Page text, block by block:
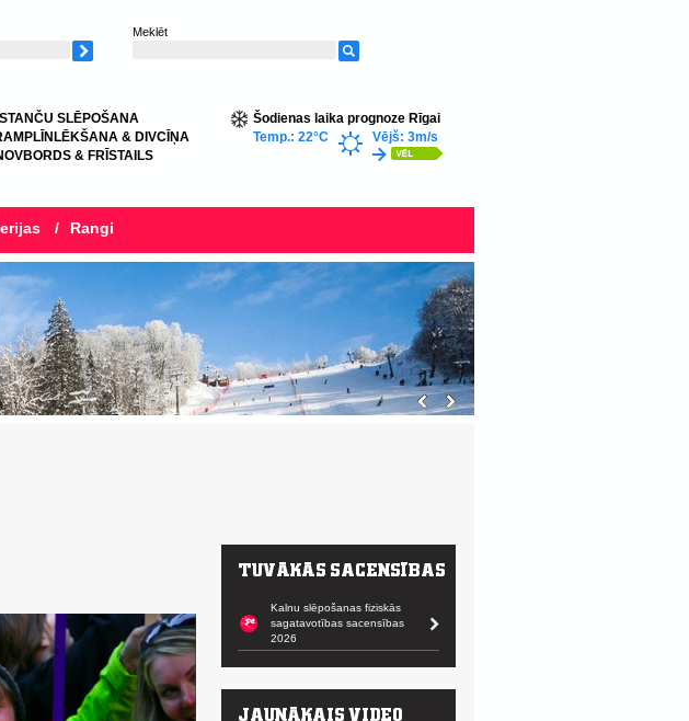
Meklēt
SLĒPOŠANA
& DIVCĪŅA
& FRĪSTAILS
Šodienas laika prognoze Rīgai
Temp.: 22°C
Vējš: 3m/s
/ Rangi
Kalnu slēpošanas fiziskās
sagatavotības sacensības
2026